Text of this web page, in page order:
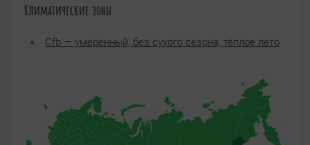
Климатические зоны
Cfb — умеренный, без сухого сезона, тёплое лето